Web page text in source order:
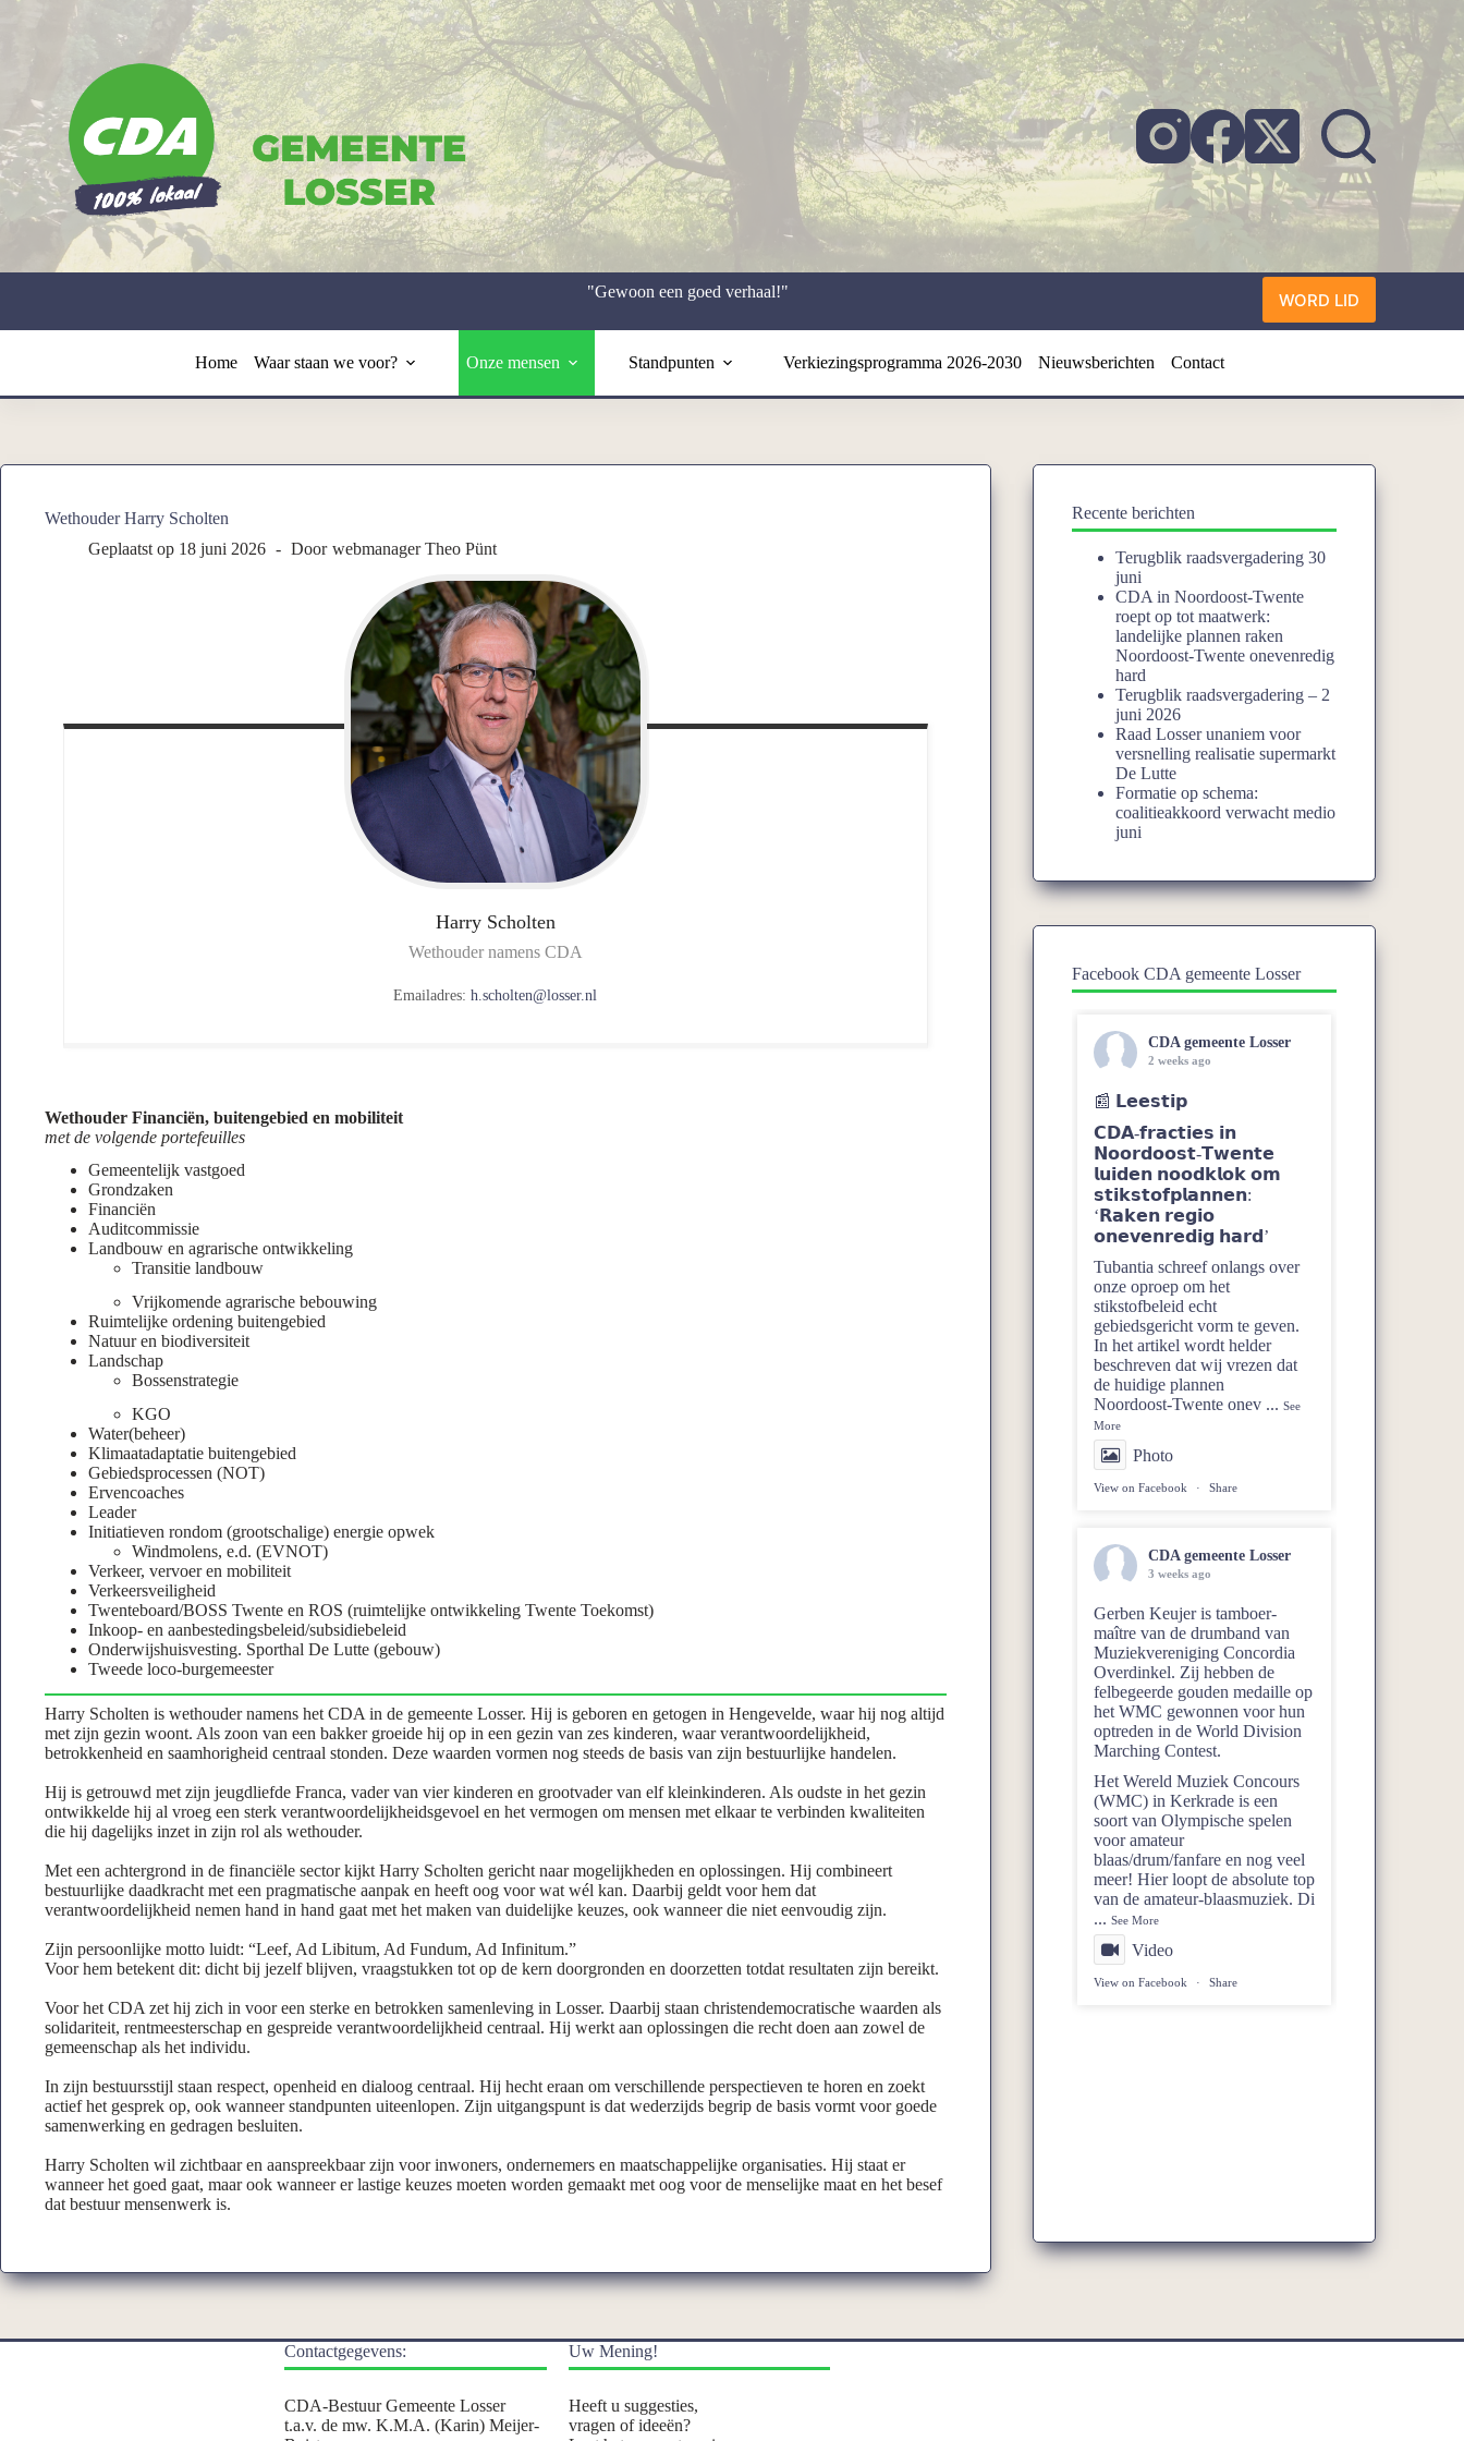
inhoud
"Gewoon een goed verhaal!" WORD LID
Home Waar staan we voor? Onze mensen Standpunten Verkiezingsprogramma 2026-2030 Nieuwsberichten Contact
Wethouder Harry Scholten
Geplaatst op 18 juni 2026 Door webmanager Theo Pünt
Harry Scholten
Wethouder namens CDA
Emailadres:h.scholten@losser.nl
Wethouder Financiën, buitengebied en mobiliteit
met de volgende portefeuilles
Gemeentelijk vastgoed
Grondzaken
Financiën
Auditcommissie
Landbouw en agrarische ontwikkeling
Transitie landbouw
Vrijkomende agrarische bebouwing
Ruimtelijke ordening buitengebied
Natuur en biodiversiteit
Landschap
Bossenstrategie
KGO
Water(beheer)
Klimaatadaptatie buitengebied
Gebiedsprocessen (NOT)
Ervencoaches
Leader
Initiatieven rondom (grootschalige) energie opwek
Windmolens, e.d. (EVNOT)
Verkeer, vervoer en mobiliteit
Verkeersveiligheid
Twenteboard/BOSS Twente en ROS (ruimtelijke ontwikkeling Twente Toekomst)
Inkoop- en aanbestedingsbeleid/subsidiebeleid
Onderwijshuisvesting. Sporthal De Lutte (gebouw)
Tweede loco-burgemeester
Harry Scholten is wethouder namens het CDA in de gemeente Losser. Hij is geboren en getogen in Hengevelde, waar hij nog altijd
met zijn gezin woont. Als zoon van een bakker groeide hij op in een gezin van zes kinderen, waar verantwoordelijkheid,
betrokkenheid en saamhorigheid centraal stonden. Deze waarden vormen nog steeds de basis van zijn bestuurlijke handelen.
Hij is getrouwd met zijn jeugdliefde Franca, vader van vier kinderen en grootvader van elf kleinkinderen. Als oudste in het gezin
ontwikkelde hij al vroeg een sterk verantwoordelijkheidsgevoel en het vermogen om mensen met elkaar te verbinden kwaliteiten
die hij dagelijks inzet in zijn rol als wethouder.
Met een achtergrond in de financiële sector kijkt Harry Scholten gericht naar mogelijkheden en oplossingen. Hij combineert
bestuurlijke daadkracht met een pragmatische aanpak en heeft oog voor wat wél kan. Daarbij geldt voor hem dat
verantwoordelijkheid nemen hand in hand gaat met het maken van duidelijke keuzes, ook wanneer die niet eenvoudig zijn.
Zijn persoonlijke motto luidt: “Leef, Ad Libitum, Ad Fundum, Ad Infinitum.”
Voor hem betekent dit: dicht bij jezelf blijven, vraagstukken tot op de kern doorgronden en doorzetten totdat resultaten zijn bereikt.
Voor het CDA zet hij zich in voor een sterke en betrokken samenleving in Losser. Daarbij staan christendemocratische waarden als
solidariteit, rentmeesterschap en gespreide verantwoordelijkheid centraal. Hij werkt aan oplossingen die recht doen aan zowel de
gemeenschap als het individu.
In zijn bestuursstijl staan respect, openheid en dialoog centraal. Hij hecht eraan om verschillende perspectieven te horen en zoekt
actief het gesprek op, ook wanneer standpunten uiteenlopen. Zijn uitgangspunt is dat wederzijds begrip de basis vormt voor goede
samenwerking en gedragen besluiten.
Harry Scholten wil zichtbaar en aanspreekbaar zijn voor inwoners, ondernemers en maatschappelijke organisaties. Hij staat er
wanneer het goed gaat, maar ook wanneer er lastige keuzes moeten worden gemaakt met oog voor de menselijke maat en het besef
dat bestuur mensenwerk is.
Recente berichten
Terugblik raadsvergadering 30
juni
CDA in Noordoost-Twente
roept op tot maatwerk:
landelijke plannen raken
Noordoost-Twente onevenredig
hard
Terugblik raadsvergadering – 2
juni 2026
Raad Losser unaniem voor
versnelling realisatie supermarkt
De Lutte
Formatie op schema:
coalitieakkoord verwacht medio
juni
Facebook CDA gemeente Losser
CDA gemeente Losser
2 weeks ago
📰 𝗟𝗲𝗲𝘀𝘁𝗶𝗽
𝗖𝗗𝗔-𝗳𝗿𝗮𝗰𝘁𝗶𝗲𝘀 𝗶𝗻
𝗡𝗼𝗼𝗿𝗱𝗼𝗼𝘀𝘁-𝗧𝘄𝗲𝗻𝘁𝗲
𝗹𝘂𝗶𝗱𝗲𝗻 𝗻𝗼𝗼𝗱𝗸𝗹𝗼𝗸 𝗼𝗺
𝘀𝘁𝗶𝗸𝘀𝘁𝗼𝗳𝗽𝗹𝗮𝗻𝗻𝗲𝗻:
‘𝗥𝗮𝗸𝗲𝗻 𝗿𝗲𝗴𝗶𝗼
𝗼𝗻𝗲𝘃𝗲𝗻𝗿𝗲𝗱𝗶𝗴 𝗵𝗮𝗿𝗱’
Tubantia schreef onlangs over
onze oproep om het
stikstofbeleid echt
gebiedsgericht vorm te geven.
In het artikel wordt helder
beschreven dat wij vrezen dat
de huidige plannen
Noordoost‑Twente onev ... See
More
Photo
View on Facebook · Share
CDA gemeente Losser
3 weeks ago
Gerben Keujer is tamboer-
maître van de drumband van
Muziekvereniging Concordia
Overdinkel. Zij hebben de
felbegeerde gouden medaille op
het WMC gewonnen voor hun
optreden in de World Division
Marching Contest.
Het Wereld Muziek Concours
(WMC) in Kerkrade is een
soort van Olympische spelen
voor amateur
blaas/drum/fanfare en nog veel
meer! Hier loopt de absolute top
van de amateur-blaasmuziek. Di
... See More
Video
View on Facebook · Share
Contactgegevens:
CDA-Bestuur Gemeente Losser
t.a.v. de mw. K.M.A. (Karin) Meijer-
Uw Mening!
Heeft u suggesties,
vragen of ideeën?